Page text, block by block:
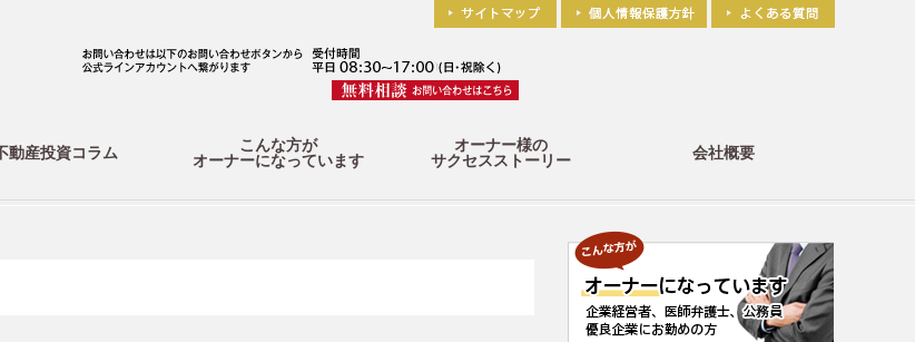
動産投資コラム
こんな方が
オーナーになっています
オーナー様の
サクセスストーリー
会社概要